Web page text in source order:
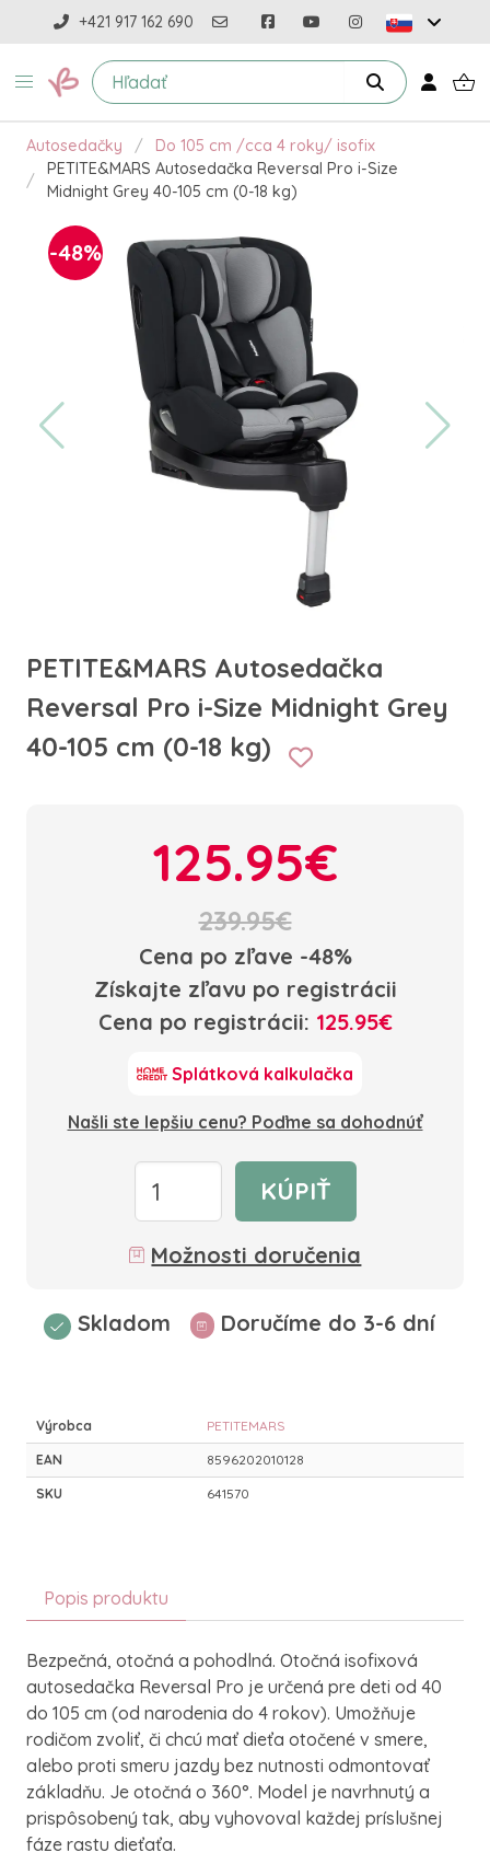
+421 917 162 690
Autosedačky
Do 105 cm /cca 4 roky/ isofix
PETITE&MARS Autosedačka Reversal Pro i-Size
Midnight Grey 40-105 cm (0-18 kg)
-48%
PETITE&MARS Autosedačka
Reversal Pro i-Size Midnight Grey
40-105 cm (0-18 kg)
125.95€
239.95€
Cena po zľave -48%
Získajte zľavu po registrácii
Cena po registrácii: 125.95€
Splátková kalkulačka
Našli ste lepšiu cenu? Poďme sa dohodnúť
KÚPIŤ
Možnosti doručenia
Skladom Doručíme do 3-6 dní
Výrobca PETITEMARS
EAN 8596202010128
SKU 641570
Popis produktu
Bezpečná, otočná a pohodlná. Otočná isofixová
autosedačka Reversal Pro je určená pre deti od 40
do 105 cm (od narodenia do 4 rokov). Umožňuje
rodičom zvoliť, či chcú mať dieťa otočené v smere,
alebo proti smeru jazdy bez nutnosti odmontovať
základňu. Je otočná o 360°. Model je navrhnutý a
prispôsobený tak, aby vyhovoval každej príslušnej
fáze rastu dieťaťa.